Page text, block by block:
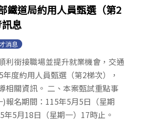
鐵道局約用人員甄選（第2
息
消息
利銜接職場並提升就業機會，交通
度約用人員甄選（第2梯次），
相關資訊。 二、本案甄試重點事
期間：115年5月5日（星期
年5月18日（星期一）17時止。